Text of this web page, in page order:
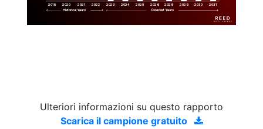
2019 2020 2021 2022 2023 2024 2025 2026 2028 2029 2030 2031
Historical Years Forecast Years
Ulteriori informazioni su questo rapporto
Scarica il campione gratuito